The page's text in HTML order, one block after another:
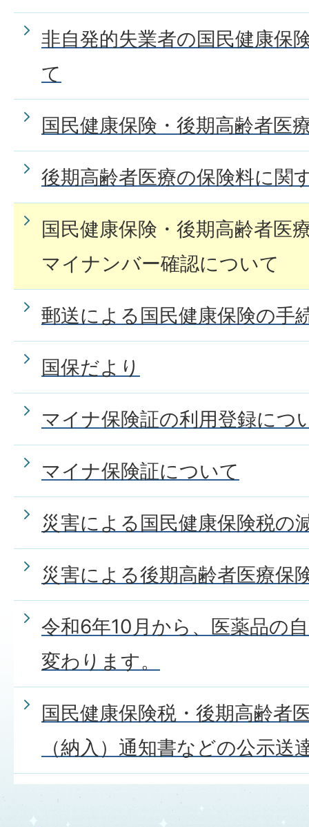
非自発的失業者の国民健康保
て
国民健康保険・後期高齢者医
後期高齢者医療の保険料に関
国民健康保険・後期高齢者医
マイナンバー確認について
郵送による国民健康保険の手
国保だより
マイナ保険証の利用登録につ
マイナ保険証について
災害による国民健康保険税の
災害による後期高齢者医療保
令和6年10月から、医薬品の
変わります。
国民健康保険税・後期高齢者
（納入）通知書などの公示送